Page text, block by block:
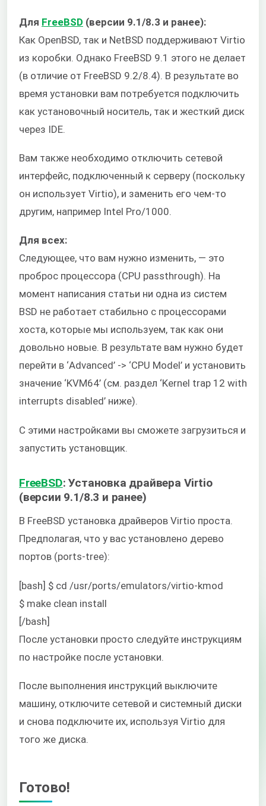
Для FreeBSD (версии 9.1/8.3 и ранее):
Как OpenBSD, так и NetBSD поддерживают Virtio
из коробки. Однако FreeBSD 9.1 этого не делает
(в отличие от FreeBSD 9.2/8.4). В результате во
время установки вам потребуется подключить
как установочный носитель, так и жесткий диск
через IDE.
Вам также необходимо отключить сетевой
интерфейс, подключенный к серверу (поскольку
он использует Virtio), и заменить его чем-то
другим, например Intel Pro/1000.
Для всех:
Следующее, что вам нужно изменить, — это
проброс процессора (CPU passthrough). На
момент написания статьи ни одна из систем
BSD не работает стабильно с процессорами
хоста, которые мы используем, так как они
довольно новые. В результате вам нужно будет
перейти в ‘Advanced’ -> ‘CPU Model’ и установить
значение ‘KVM64’ (см. раздел ‘Kernel trap 12 with
interrupts disabled’ ниже).
С этими настройками вы сможете загрузиться и
запустить установщик.
FreeBSD: Установка драйвера Virtio
(версии 9.1/8.3 и ранее)
В FreeBSD установка драйверов Virtio проста.
Предполагая, что у вас установлено дерево
портов (ports-tree):
[bash] $ cd /usr/ports/emulators/virtio-kmod
$ make clean install
[/bash]
После установки просто следуйте инструкциям
по настройке после установки.
После выполнения инструкций выключите
машину, отключите сетевой и системный диски
и снова подключите их, используя Virtio для
того же диска.
Готово!